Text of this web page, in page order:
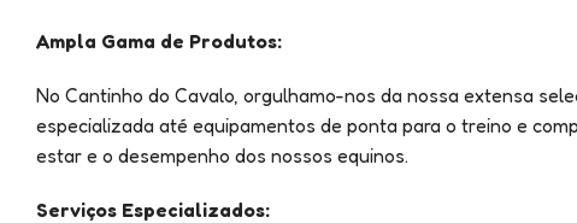
Ampla Gama de Produtos:
No Cantinho do Cavalo, orgulhamo-nos da nossa extensa
especializada até equipamentos de ponta para o treino e
estar e o desempenho dos nossos equinos.
Serviços Especializados: